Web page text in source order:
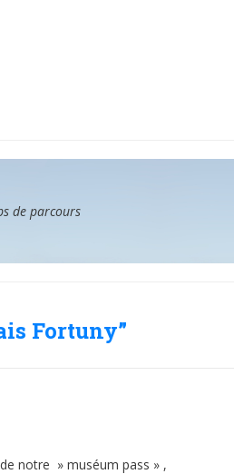
de parcours
Fortuny”
notre » muséum pass » ,